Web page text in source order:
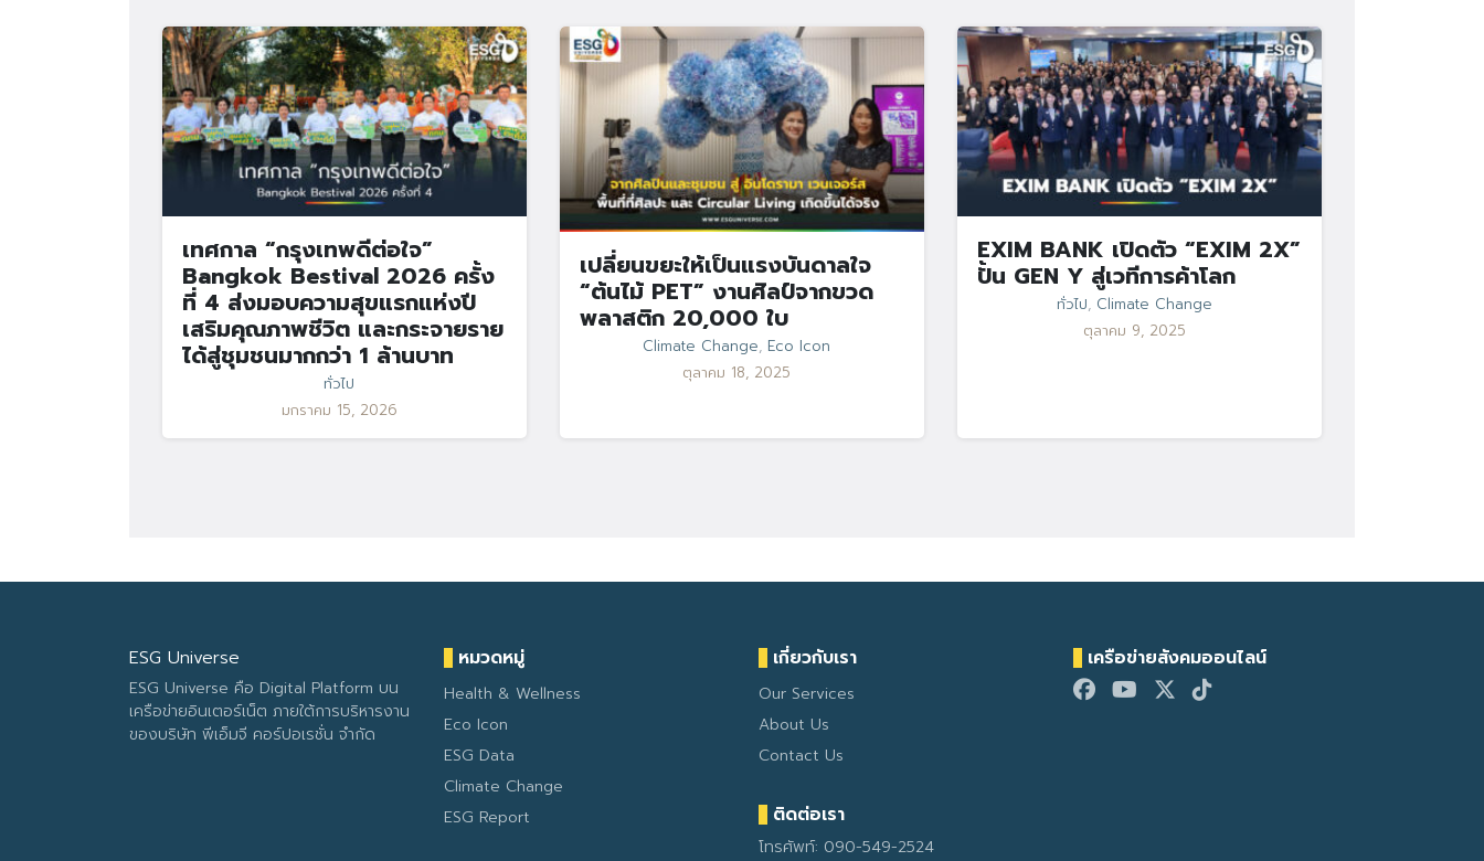
เทศกาล “กรุงเทพดีต่อใจ”
Bangkok Bestival 2026 ครั้ง
ที่ 4 ส่งมอบความสุขแรกแห่งปี
เสริมคุณภาพชีวิต และกระจายราย
ได้สู่ชุมชนมากกว่า 1 ล้านบาท
ทั่วไป
มกราคม 15, 2026
เปลี่ยนขยะให้เป็นแรงบันดาลใจ
“ต้นไม้ PET” งานศิลป์จากขวด
พลาสติก 20,000 ใบ
Climate Change, Eco Icon
ตุลาคม 18, 2025
EXIM BANK เปิดตัว “EXIM 2X”
ปั้น GEN Y สู่เวทีการค้าโลก
ทั่วไป, Climate Change
ตุลาคม 9, 2025
ESG Universe
ESG Universe คือ Digital Platform บน
เครือข่ายอินเตอร์เน็ต ภายใต้การบริหารงาน
ของบริษัท พีเอ็มจี คอร์ปอเรชั่น จำกัด
หมวดหมู่
Health & Wellness
Eco Icon
ESG Data
Climate Change
ESG Report
เกี่ยวกับเรา
Our Services
About Us
Contact Us
ติดต่อเรา
โทรศัพท์: 090-549-2524
เครือข่ายสังคมออนไลน์